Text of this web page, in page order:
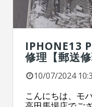
IPHONE13
修理【郵送修
10/07/2024
こんにちは、モ